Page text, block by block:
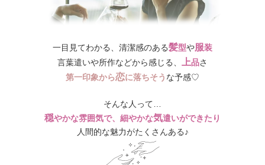
一目見てわかる、 清潔感のある髪型や服装
言葉遣いや所作などから感じる、
上品さ
第一印象から恋に落ちそう な予感♡
そんな人って…
穏やかな雰囲気で、細やかな気遣いができたり
人間的な魅力がたくさんある♪